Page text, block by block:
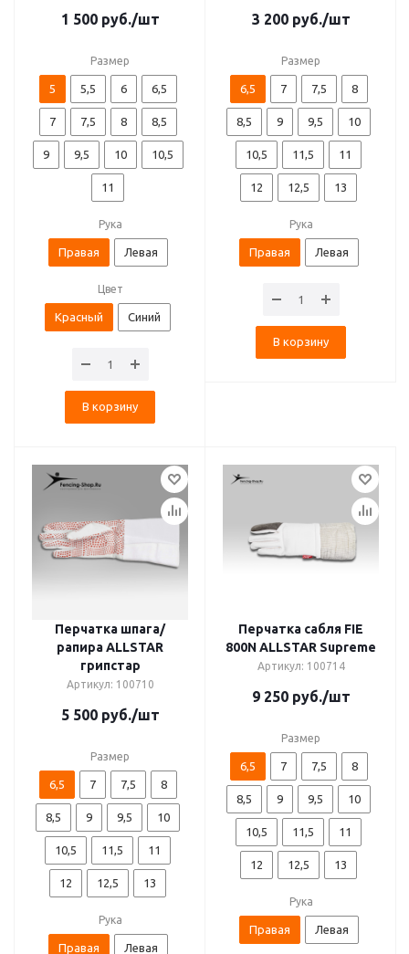
1 500руб./шт
Размер
5 5,5 6 6,5
7 7,5 8 8,5
9 9,5 10 10,5
11
Рука
Правая Левая
Цвет
Красный Синий
В корзину
3 200руб./шт
Размер
6,5 7 7,5 8
8,5 9 9,5 10
10,5 11,5 11
12 12,5 13
Рука
Правая Левая
В корзину
Перчатка шпага/
рапира ALLSTAR
грипстар
Артикул: 100710
5 500руб./шт
Размер
6,5 7 7,5 8
8,5 9 9,5 10
10,5 11,5 11
12 12,5 13
Рука
Правая Левая
Перчатка сабля FIE
800N ALLSTAR Supreme
Артикул: 100714
9 250руб./шт
Размер
6,5 7 7,5 8
8,5 9 9,5 10
10,5 11,5 11
12 12,5 13
Рука
Правая Левая